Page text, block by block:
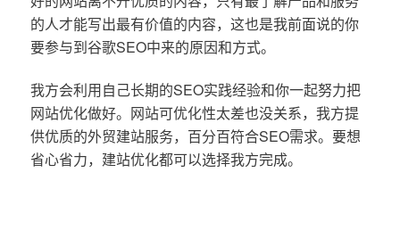
的人才能写出最有价值的内容，这也是我前面说的你
要参与到谷歌SEO中来的原因和方式。
我方会利用自己长期的SEO实践经验和你一起努力把
网站优化做好。网站可优化性太差也没关系，我方提
供优质的外贸建站服务，百分百符合SEO需求。要想
省心省力，建站优化都可以选择我方完成。